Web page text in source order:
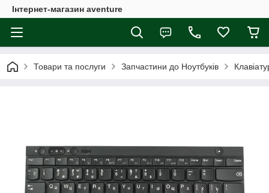
Інтернет-магазин aventure
Товари та послуги Запчастини до Ноутбуків